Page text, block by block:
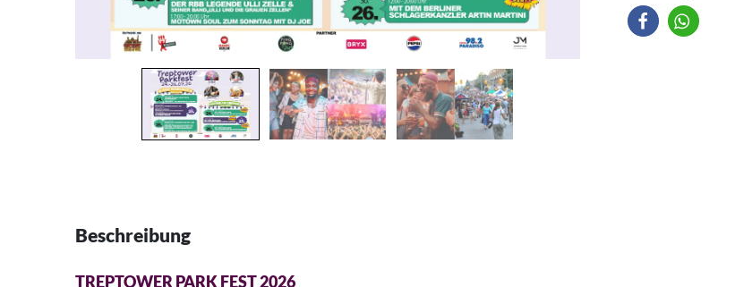
Beschreibung
TREPTOWER PARK FEST 2026